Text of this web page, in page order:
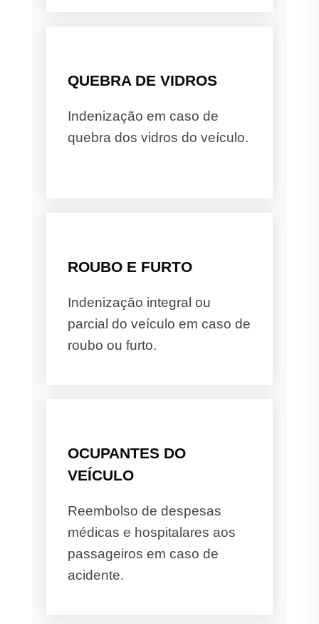
QUEBRA DE VIDROS
Indenização em caso de
quebra dos vidros do veículo.
ROUBO E FURTO
Indenização integral ou
parcial do veículo em caso de
roubo ou furto.
OCUPANTES DO
VEÍCULO
Reembolso de despesas
médicas e hospitalares aos
passageiros em caso de
acidente.